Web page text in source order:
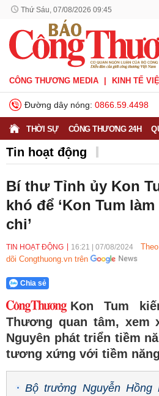
Thứ Sáu, 07/08/2026 09:45
CÔNG THƯƠNG MEDIA KINH TẾ
Đường dây nóng: 0866.59.4498
THỜI SỰ CÔNG THƯƠNG 24H
Tin hoạt động
Bí thư Tỉnh ủy Kon
khó để ‘Kon Tum
chi’
TIN HOẠT ĐỘNG 16:21 07/08/2024
Theo
dõi Congthuong.vn trên
Chia sẻ
Kon Tum
Thương quan tâm, xem
Nguyên phát triển tiềm
tương xứng với tiềm
Bộ trưởng Nguyễn Hồng